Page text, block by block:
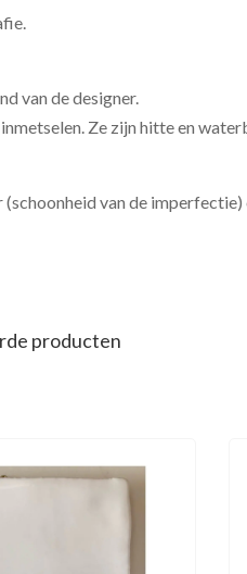
van de designer.
Ze zijn hitte en
van de imperfectie)
producten